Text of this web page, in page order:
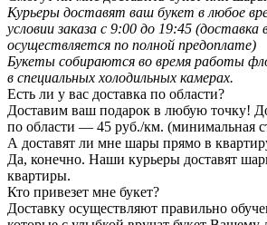
Курьеры доставят ваш букет в любое
условии заказа с 9:00 до 19:45 (доставка
осуществляется по полной предоплате)
Букеты собираются во время работы
в специальных холодильных камерах.
Есть ли у вас доставка по области?
Доставим ваш подарок в любую точку!
по области — 45 руб./км. (минимальная
А доставят ли мне шары прямо в
Да, конечно. Наши курьеры доставят
квартиры.
Кто привезет мне букет?
Доставку осуществляют правильно